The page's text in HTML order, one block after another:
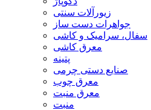
زیورآلات سنتی
جواهرات دست ساز
سفال، سرامیک و کاشی
معرق کاشی
پتینه
صنایع دستی چرمی
معرق چوب
معرق منبت
منبت